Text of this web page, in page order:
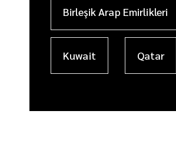
Birleşik Arap Emirlikleri
Kuwait Qatar